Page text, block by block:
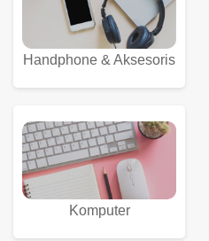
Handphone & Aksesoris
Komputer